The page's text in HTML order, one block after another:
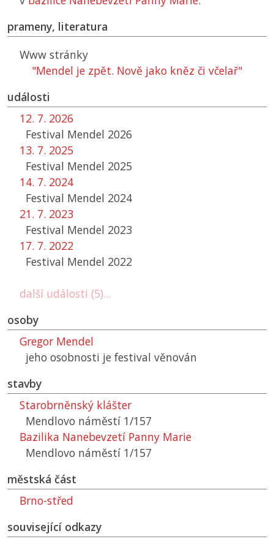
prameny, literatura
Www stránky
"Mendel je zpět. Nově jako kněz či včelař"
události
12. 7. 2026
Festival Mendel 2026
13. 7. 2025
Festival Mendel 2025
14. 7. 2024
Festival Mendel 2024
21. 7. 2023
Festival Mendel 2023
17. 7. 2022
Festival Mendel 2022
další události (5)...
osoby
Gregor Mendel
jeho osobnosti je festival věnován
stavby
Starobrněnský klášter
Mendlovo náměstí 1/157
Bazilika Nanebevzetí Panny Marie
Mendlovo náměstí 1/157
městská část
Brno-střed
související odkazy